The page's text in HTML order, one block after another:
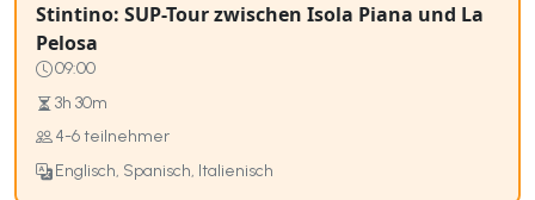
Stintino: SUP-Tour zwischen Isola Piana und La
Pelosa
09:00
3h 30m
4-6 teilnehmer
Englisch, Spanisch, Italienisch